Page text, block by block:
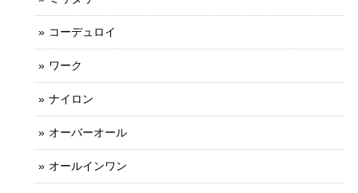
コーデュロイ
ワーク
ナイロン
オーバーオール
オールインワン